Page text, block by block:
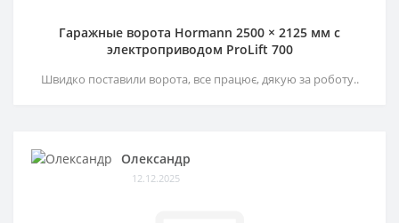
Гаражные ворота Hormann 2500 × 2125 мм c
электроприводом ProLift 700
Швидко поставили ворота, все працює, дякую за роботу..
Олександр
12.12.2025